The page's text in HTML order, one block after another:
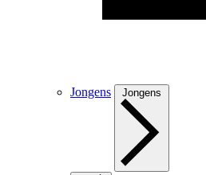
Jongens Jongens